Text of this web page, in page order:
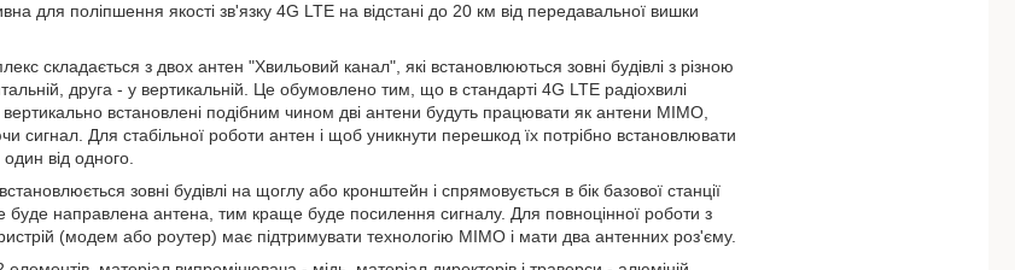
для поліпшення якості зв'язку 4G LTE на відстані до 20 км від передавальної вишки
складається з двох антен "Хвильовий канал", які встановлюються зовні будівлі з різною
друга - у вертикальній. Це обумовлено тим, що в стандарті 4G LTE радіохвилі
встановлені подібним чином дві антени будуть працювати як антени MIMO,
сигнал. Для стабільної роботи антен і щоб уникнути перешкод їх потрібно встановлювати
від одного.
зовні будівлі на щоглу або кронштейн і спрямовується в бік базової станції
буде направлена антена, тим краще буде посилення сигналу. Для повноцінної роботи з
(модем або роутер) має підтримувати технологію MIMO і мати два антенних роз'єму.